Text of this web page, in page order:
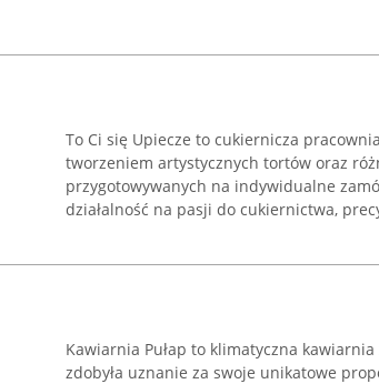
To Ci się Upiecze to cukiernicza
tworzeniem artystycznych tortów oraz
przygotowywanych na indywidualne
działalność na pasji do cukiernictwa,
Kawiarnia Pułap to klimatyczna
zdobyła uznanie za swoje unikatowe